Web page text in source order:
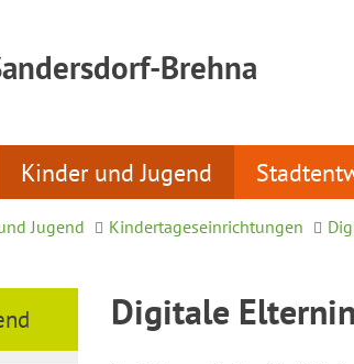
Brehna
Kinder und Jugend
Jugend Kindertageseinrichtungen
Digitale